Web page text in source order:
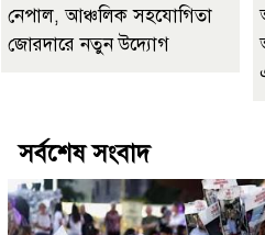
নেপাল, আঞ্চলিক সহযোগিতা
জোরদারে নতুন উদ্যোগ
সর্বশেষ সংবাদ